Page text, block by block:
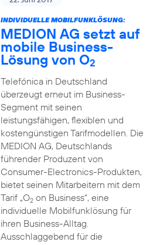
INDIVIDUELLE MOBILFUNKLÖSUNG:
MEDION AG setzt auf
mobile Business-
Lösung von O2
Telefónica in Deutschland
überzeugt erneut im Business-
Segment mit seinen
leistungsfähigen, flexiblen und
kostengünstigen Tarifmodellen. Die
MEDION AG, Deutschlands
führender Produzent von
Consumer-Electronics-Produkten,
bietet seinen Mitarbeitern mit dem
Tarif „O2on Business“, eine
individuelle Mobilfunklösung für
ihren Business-Alltag.
Ausschlaggebend für die